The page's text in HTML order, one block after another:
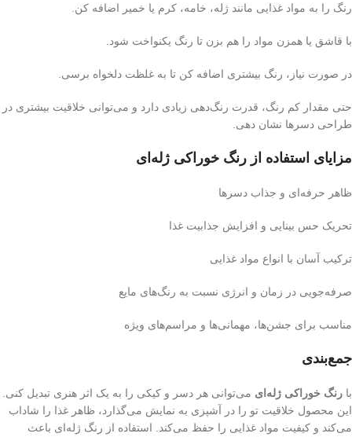
رنگ را به مواد غذایی مانند ژله، خامه، کرم یا خمیر اضافه کن.
با قاشق یا همزن مواد را هم بزن تا رنگ یکنواخت شود.
در صورت نیاز، رنگ بیشتری اضافه کن تا به غلظت دلخواه برسی.
حتی مقدار کم رنگ، قدرت رنگ‌دهی زیادی دارد و می‌توانی خلاقیت بیشتری در
طراحی دسرها نشان دهی.
مزایای استفاده از رنگ خوراکی ژله‌ای
ظاهر حرفه‌ای و جذاب دسرها
تحریک حس بینایی و افزایش جذابیت غذا
ترکیب آسان با انواع مواد غذایی
صرفه‌جویی در زمان و انرژی نسبت به رنگ‌های مایع
مناسب برای جشن‌ها، مهمانی‌ها و مراسم‌های ویژه
جمع‌بندی
با رنگ خوراکی ژله‌ای می‌توانی هر دسر و کیکی را به یک اثر هنری تبدیل کنی.
این محصول خلاقیت تو را در آشپزی به نمایش می‌گذارد، ظاهر غذا را شاداب
می‌کند و کیفیت مواد غذایی را حفظ می‌کند. استفاده از رنگ ژله‌ای باعث